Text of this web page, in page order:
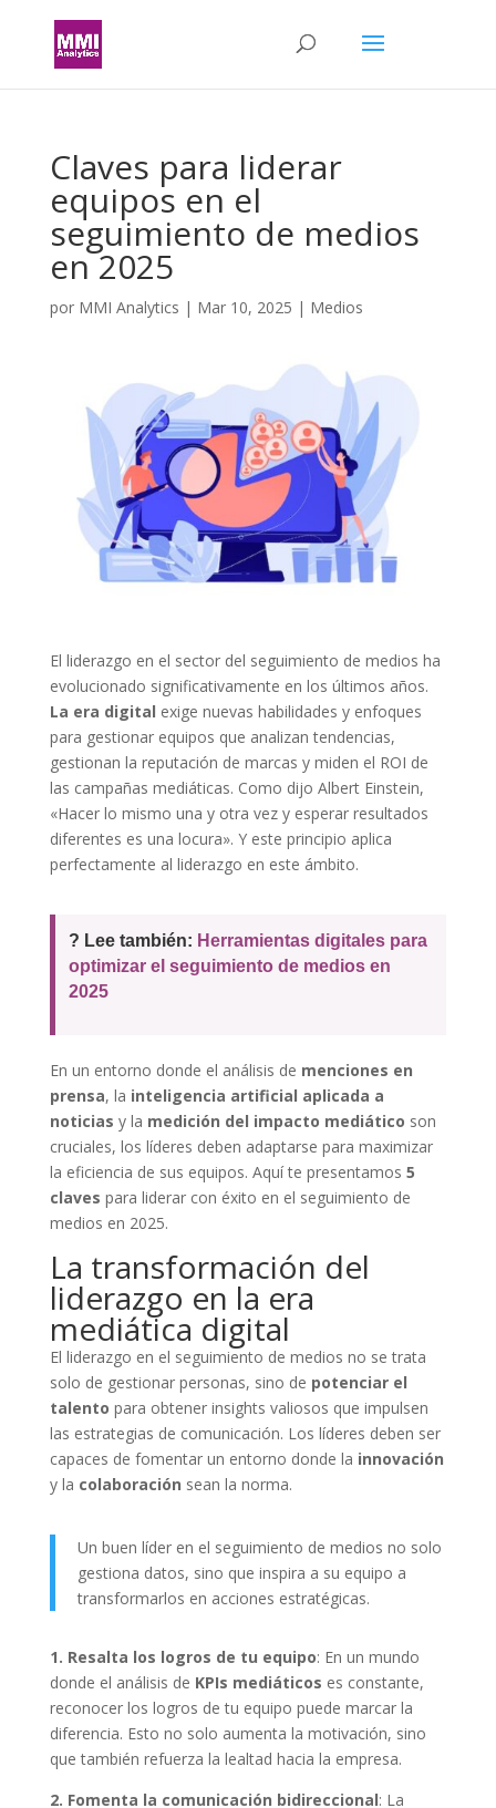
Claves para liderar
equipos en el
seguimiento de medios
en 2025
por MMI Analytics | Mar 10, 2025 | Medios
El liderazgo en el sector del seguimiento de medios ha
evolucionado significativamente en los últimos años.
La era digital exige nuevas habilidades y enfoques
para gestionar equipos que analizan tendencias,
gestionan la reputación de marcas y miden el ROI de
las campañas mediáticas. Como dijo Albert Einstein,
«Hacer lo mismo una y otra vez y esperar resultados
diferentes es una locura». Y este principio aplica
perfectamente al liderazgo en este ámbito.
? Lee también: Herramientas digitales para
optimizar el seguimiento de medios en
2025
En un entorno donde el análisis de menciones en
prensa, la inteligencia artificial aplicada a
noticias y la medición del impacto mediático son
cruciales, los líderes deben adaptarse para maximizar
la eficiencia de sus equipos. Aquí te presentamos 5
claves para liderar con éxito en el seguimiento de
medios en 2025.
La transformación del
liderazgo en la era
mediática digital
El liderazgo en el seguimiento de medios no se trata
solo de gestionar personas, sino de potenciar el
talento para obtener insights valiosos que impulsen
las estrategias de comunicación. Los líderes deben ser
capaces de fomentar un entorno donde la innovación
y la colaboración sean la norma.
Un buen líder en el seguimiento de medios no solo
gestiona datos, sino que inspira a su equipo a
transformarlos en acciones estratégicas.
1. Resalta los logros de tu equipo: En un mundo
donde el análisis de KPIs mediáticos es constante,
reconocer los logros de tu equipo puede marcar la
diferencia. Esto no solo aumenta la motivación, sino
que también refuerza la lealtad hacia la empresa.
2. Fomenta la comunicación bidireccional: La